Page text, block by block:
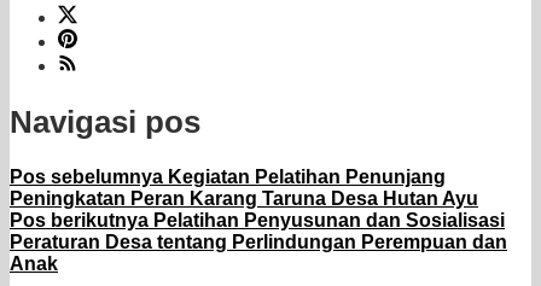
Navigasi pos
Pos sebelumnya Kegiatan Pelatihan Penunjang
Peningkatan Peran Karang Taruna Desa Hutan Ayu
Pos berikutnya Pelatihan Penyusunan dan Sosialisasi
Peraturan Desa tentang Perlindungan Perempuan dan
Anak